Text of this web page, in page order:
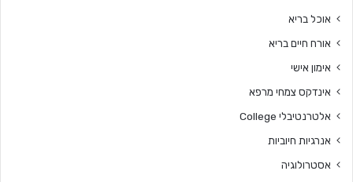
אוכל בריא
אורח חיים בריא
אימון אישי
אינדקס צמחי מרפא
אלטרנטיבלי College
אנרגיות חיוביות
אסטרולוגיה